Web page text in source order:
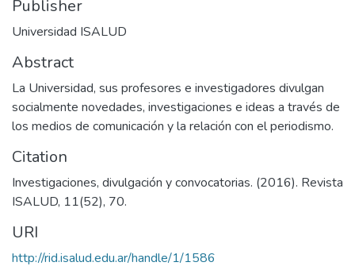
Publisher
Universidad ISALUD
Abstract
La Universidad, sus profesores e investigadores divulgan
socialmente novedades, investigaciones e ideas a través de
los medios de comunicación y la relación con el periodismo.
Citation
Investigaciones, divulgación y convocatorias. (2016). Revista
ISALUD, 11(52), 70.
URI
http://rid.isalud.edu.ar/handle/1/1586